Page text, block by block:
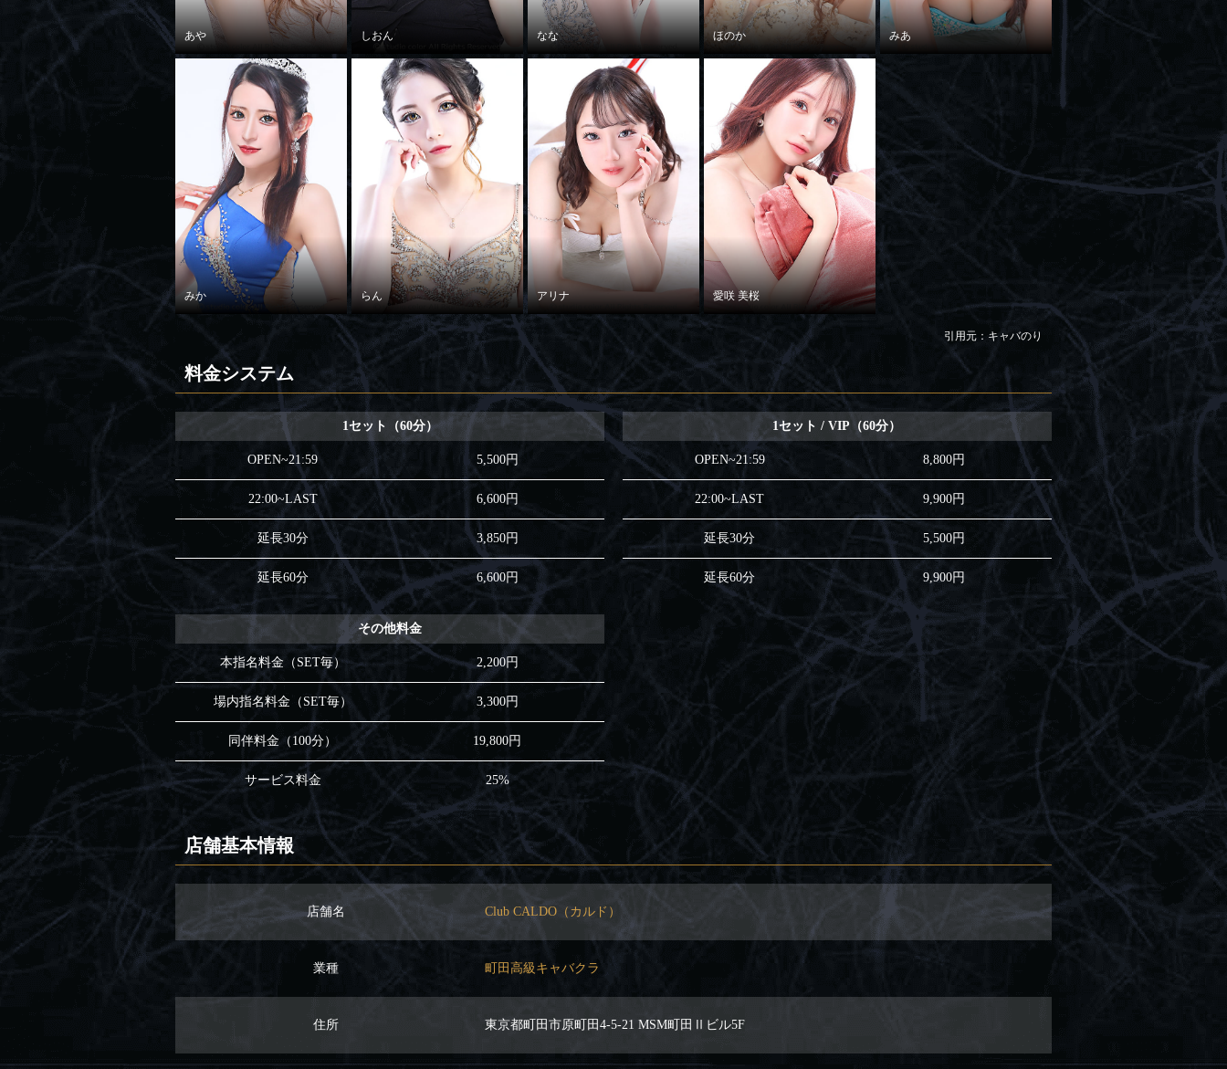
あや しおん なな ほのか みあ
みか らん アリナ 愛咲 美桜
引用元：キャバのり
料金システム
1セット（60分）
OPEN~21:59 5,500円
22:00~LAST 6,600円
延長30分 3,850円
延長60分 6,600円
1セット / VIP（60分）
OPEN~21:59 8,800円
22:00~LAST 9,900円
延長30分 5,500円
延長60分 9,900円
その他料金
本指名料金（SET毎） 2,200円
場内指名料金（SET毎） 3,300円
同伴料金（100分） 19,800円
サービス料金 25%
店舗基本情報
店舗名 Club CALDO（カルド）
業種 町田高級キャバクラ
住所 東京都町田市原町田4-5-21 MSM町田Ⅱビル5F